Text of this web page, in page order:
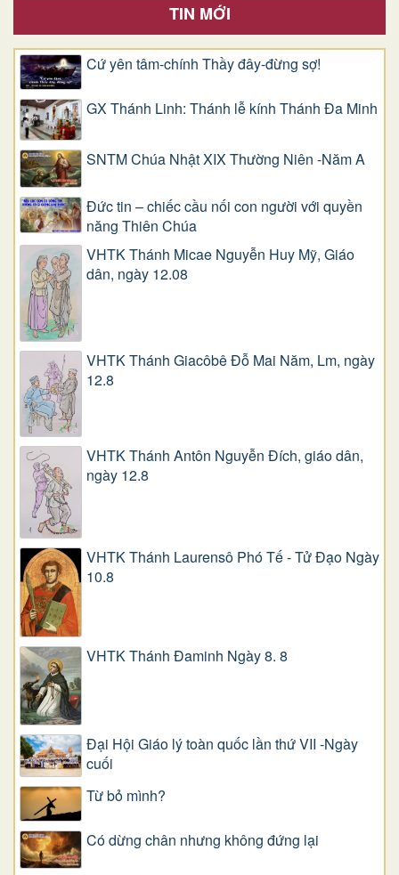
TIN MỚI
Cứ yên tâm-chính Thầy đây-đừng sợ!
GX Thánh Linh: Thánh lễ kính Thánh Đa Minh
SNTM Chúa Nhật XIX Thường Niên -Năm A
Đức tin – chiếc cầu nối con người với quyền
năng Thiên Chúa
VHTK Thánh Micae Nguyễn Huy Mỹ, Giáo
dân, ngày 12.08
VHTK Thánh Giacôbê Ðỗ Mai Năm, Lm, ngày
12.8
VHTK Thánh Antôn Nguyễn Ðích, giáo dân,
ngày 12.8
VHTK Thánh Laurensô Phó Tế - Tử Đạo Ngày
10.8
VHTK Thánh Đaminh Ngày 8. 8
Đại Hội Giáo lý toàn quốc lần thứ VII -Ngày
cuối
Từ bỏ mình?
Có dừng chân nhưng không đứng lại